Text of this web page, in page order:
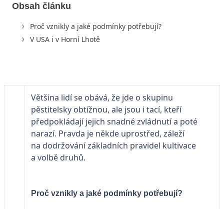
Obsah článku
Proč vznikly a jaké podmínky potřebují?
V USA i v Horní Lhotě
Většina lidí se obává, že jde o skupinu
pěstitelsky obtížnou, ale jsou i tací, kteří
předpokládají jejich snadné zvládnutí a poté
narazí. Pravda je někde uprostřed, záleží
na dodržování základních pravidel kultivace
a volbě druhů.
Proč vznikly a jaké podmínky potřebují?